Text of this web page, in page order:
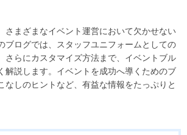
さまざまなイベント運営において欠かせない
ブログでは、スタッフユニフォームとしての
さらにカスタマイズ方法まで、イベントブル
解説します。イベントを成功へ導くためのブ
なしのヒントなど、有益な情報をたっぷりと